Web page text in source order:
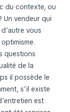
du contexte, ou
Un vendeur qui
vous
questions
de la
il possède le
s’il existe
est